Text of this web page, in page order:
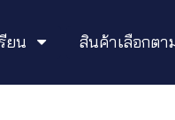
ยน สินค้าเลือกตา